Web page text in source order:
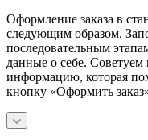
Оформление заказа в
следующим образом.
последовательным
данные о себе. Советуем
информацию, которая
кнопку «Оформить